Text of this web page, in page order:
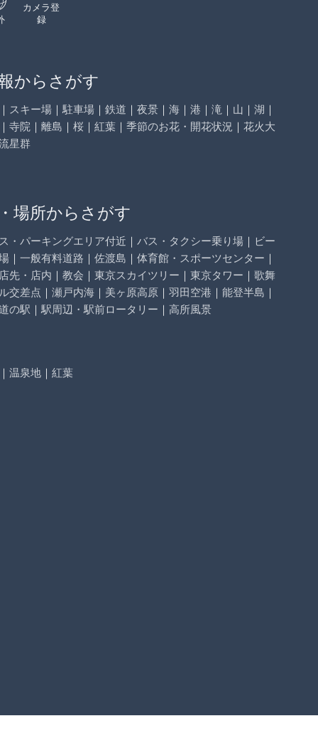
カメラ登
録
からさがす
｜ スキー場 ｜ 駐車場 ｜ 鉄道 ｜ 夜景 ｜ 海 ｜ 港 ｜ 滝 ｜ 山 ｜ 湖 ｜
｜ 寺院 ｜ 離島 ｜ 桜 ｜ 紅葉 ｜ 季節のお花・開花状況 ｜ 花火大
星群
場所からさがす
・パーキングエリア付近 ｜ バス・タクシー乗り場 ｜ ビー
｜ 一般有料道路 ｜ 佐渡島 ｜ 体育館・スポーツセンター ｜
店先・店内 ｜ 教会 ｜ 東京スカイツリー ｜ 東京タワー ｜ 歌舞
交差点 ｜ 瀬戸内海 ｜ 美ヶ原高原 ｜ 羽田空港 ｜ 能登半島 ｜
の駅 ｜ 駅周辺・駅前ロータリー ｜ 高所風景
｜ 温泉地 ｜ 紅葉